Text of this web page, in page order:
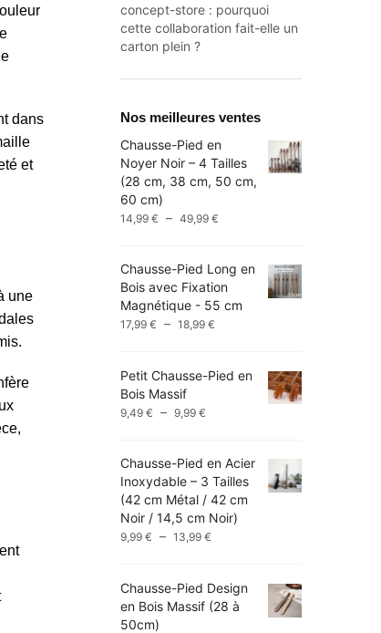
dans
et
une
concept-store : pourquoi
cette collaboration fait-elle un
carton plein ?
Nos meilleures ventes
Chausse-Pied en
Noyer Noir – 4 Tailles
(28 cm, 38 cm, 50 cm,
60 cm)
14,99€ – 49,99€
14,99 €
à
49,99 €
Chausse-Pied Long en
Bois avec Fixation
Magnétique - 55 cm
17,99€ – 18,99€
17,99 €
Petit Chausse-Pied en
Bois Massif
9,49€ – 9,99€
9,49 €
à
9,99 €
Chausse-Pied en Acier
Inoxydable – 3 Tailles
(42 cm Métal / 42 cm
Noir / 14,5 cm Noir)
9,99€ – 13,99€
9,99 €
à
Chausse-Pied Design
en Bois Massif (28 à
50cm)